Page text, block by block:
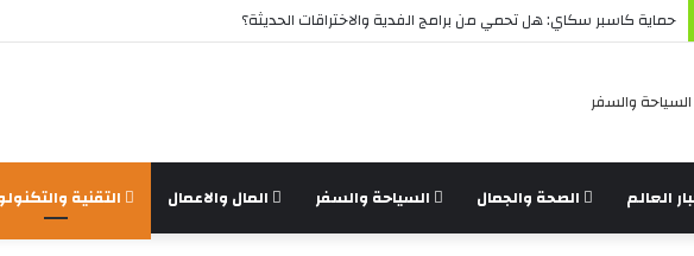
حماية كاسبر سكاي: هل تحمي من برامج الفدية والاختراقات الحديثة؟
العالم الصحة والجمال السياحة والسفر المال والاعمال التقنية